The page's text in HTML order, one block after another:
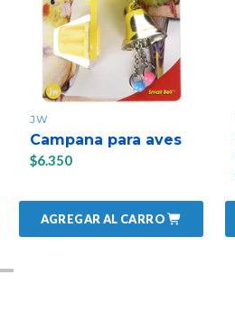
JW
Campana para aves
$6.350
AGREGAR AL CARRO